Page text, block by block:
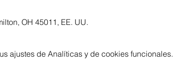
OH 45011, EE. UU.
ajustes de Analíticas y de cookies funcionales.